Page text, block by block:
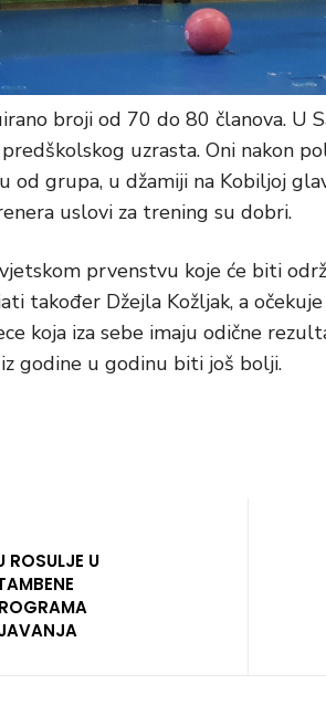
broji od 70 do 80 članova. U
uzrasta. Oni nakon
od grupa, u džamiji na Kobiljoj
uslovi za trening su dobri.
prvenstvu koje će biti
također Džejla Kožljak, a
koja iza sebe imaju odične
godine u godinu biti još bolji.
U